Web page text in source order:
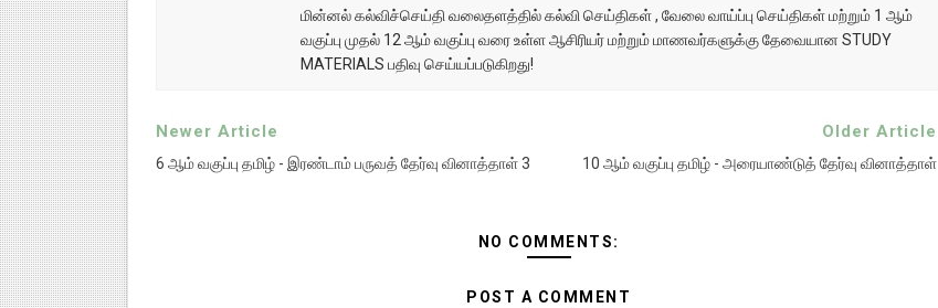
மின்னல் கல்விச்செய்தி வலைதளத்தில் கல்வி செய்திகள் , வேலை வாய்ப்பு செய்திகள் மற்றும் 1 ஆம்
வகுப்பு முதல் 12 ஆம் வகுப்பு வரை உள்ள ஆசிரியர் மற்றும் மாணவர்களுக்கு தேவையான STUDY
MATERIALS பதிவு செய்யப்படுகிறது!
Newer Article
6 ஆம் வகுப்பு தமிழ் - இரண்டாம் பருவத் தேர்வு வினாத்தாள் 3
Older Article
10 ஆம் வகுப்பு தமிழ் - அரையாண்டுத் தேர்வு வினாத்தாள்
NO COMMENTS:
POST A COMMENT